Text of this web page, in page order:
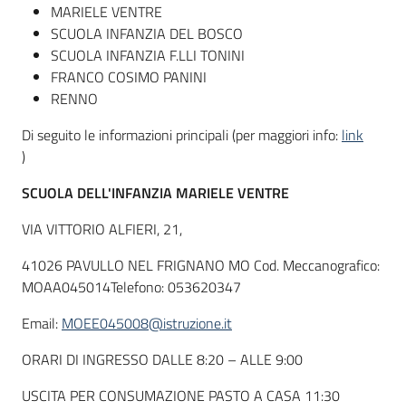
MARIELE VENTRE
SCUOLA INFANZIA DEL BOSCO
SCUOLA INFANZIA F.LLI TONINI
FRANCO COSIMO PANINI
RENNO
Di seguito le informazioni principali (per maggiori info: link
)
SCUOLA DELL'INFANZIA MARIELE VENTRE
VIA VITTORIO ALFIERI, 21,
41026 PAVULLO NEL FRIGNANO MO Cod. Meccanografico:
MOAA045014Telefono: 053620347
Email: MOEE045008@istruzione.it
ORARI DI INGRESSO DALLE 8:20 – ALLE 9:00
USCITA PER CONSUMAZIONE PASTO A CASA 11:30